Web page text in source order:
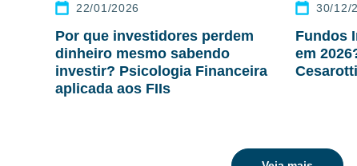
22/01/2026
Por que investidores perdem
dinheiro mesmo sabendo
investir? Psicologia Financeira
aplicada aos FIIs
30/12/
Fundos
em
Cesarotti